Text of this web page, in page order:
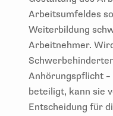
Arbeitsumfeldes
Weiterbildung
Arbeitnehmer.
Anhörungspflicht
beteiligt, kann sie
Entscheidung für